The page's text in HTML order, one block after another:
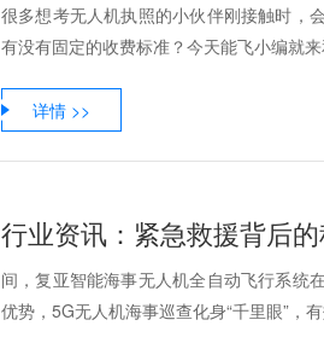
很多想考无人机执照的小伙伴刚接触时，
有没有固定的收费标准？今天能飞小编就
详情 >>
行业资讯：紧急救援背后
间，复亚智能海事无人机全自动飞行系统
优势，5G无人机海事巡查化身“千里眼”，